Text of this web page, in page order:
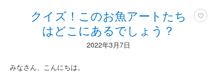
クイズ！このお魚アートたち
はどこにあるでしょう？
2022年3月7日
みなさん、こんにちは。